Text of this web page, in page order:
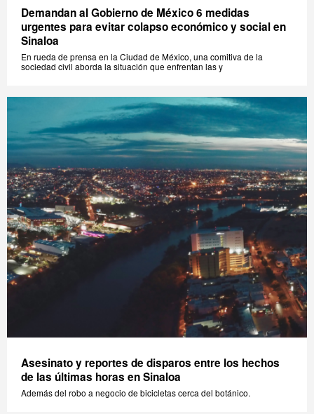
Demandan al Gobierno de México 6 medidas
urgentes para evitar colapso económico y social en
Sinaloa
En rueda de prensa en la Ciudad de México, una comitiva de la
sociedad civil aborda la situación que enfrentan las y
Asesinato y reportes de disparos entre los hechos
de las últimas horas en Sinaloa
Además del robo a negocio de bicicletas cerca del botánico.